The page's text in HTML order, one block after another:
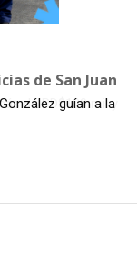
de San Juan
RD$100 mil y